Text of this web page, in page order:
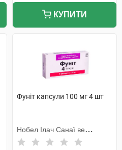
КУПИТИ
Фуніт капсули 100 мг 4 шт
Нобел Ілач Санаї ве
Тіджарет